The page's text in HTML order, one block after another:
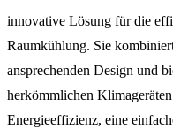
innovative Lösung für die
Raumkühlung. Sie
ansprechenden Design und
herkömmlichen
Energieeffizienz, eine